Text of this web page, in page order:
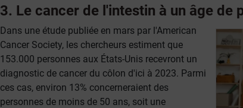
3. Le cancer de l'intestin à un âge de
Dans une étude publiée en mars par l'American
Cancer Society, les chercheurs estiment que
153.000 personnes aux États-Unis recevront un
diagnostic de cancer du côlon d'ici à 2023. Parmi
ces cas, environ 13% concerneraient des
personnes de moins de 50 ans, soit une